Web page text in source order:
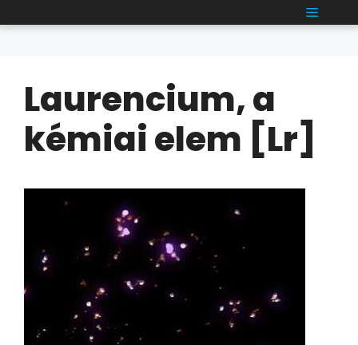
a
MENÜ
Laurencium, a
kémiai elem [Lr]